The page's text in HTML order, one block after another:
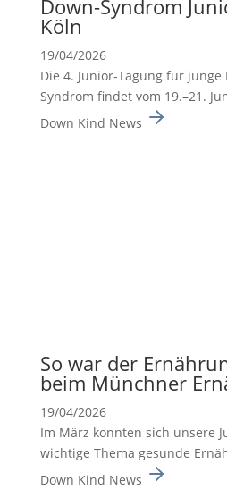
Down-Syndrom
Köln
19/04/2026
Die 4. Junior-Tagung für
Syndrom findet vom 19.–21.
Down Kind News
So war der
beim Münchner
19/04/2026
Im März konnten sich unsere
wichtige Thema gesunde
Down Kind News